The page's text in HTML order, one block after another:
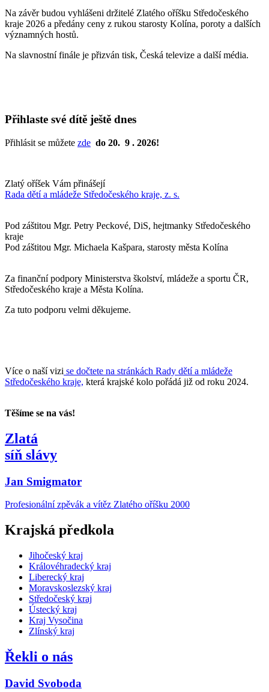
Na závěr budou vyhlášeni držitelé Zlatého oříšku Středočeského
kraje 2026 a předány ceny z rukou starosty Kolína, poroty a dalších
významných hostů.
Na slavnostní finále je přizván tisk, Česká televize a další média.
Přihlaste své dítě ještě dnes
Přihlásit se můžete zde do 20. 9 . 2026!
Zlatý oříšek Vám přinášejí
Rada dětí a mládeže Středočeského kraje, z. s.
Pod záštitou Mgr. Petry Peckové, DiS, hejtmanky Středočeského
kraje
Pod záštitou Mgr. Michaela Kašpara, starosty města Kolína
Za finanční podpory Ministerstva školství, mládeže a sportu ČR,
Středočeského kraje a Města Kolína.
Za tuto podporu velmi děkujeme.
Více o naší vizi se dočtete na stránkách Rady dětí a mládeže
Středočeského kraje, která krajské kolo pořádá již od roku 2024.
Těšíme se na vás!
Zlatá
síň slávy
Jan Smigmator
Profesionální zpěvák a vítěz Zlatého oříšku 2000
Krajská předkola
Jihočeský kraj
Královéhradecký kraj
Liberecký kraj
Moravskoslezský kraj
Středočeský kraj
Ústecký kraj
Kraj Vysočina
Zlínský kraj
Řekli o nás
David Svoboda